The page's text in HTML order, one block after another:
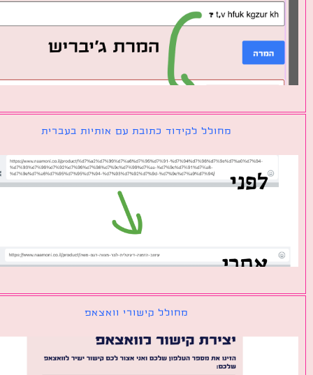
מחולל לקידוד כתובת עם אותיות בעברית
מחולל קישורי וואצאפ